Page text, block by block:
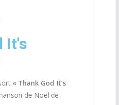
It's
« Thank God It’s
de Noël de